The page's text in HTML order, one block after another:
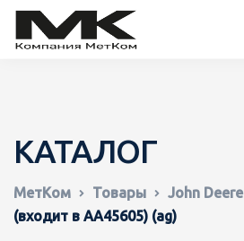
КАТАЛОГ
МетКом Товары John Deere
(входит в AA45605) (ag)